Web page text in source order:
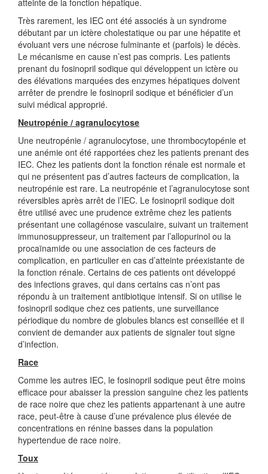
atteinte de la fonction hépatique.
Très rarement, les IEC ont été associés à un syndrome
débutant par un ictère cholestatique ou par une hépatite et
évoluant vers une nécrose fulminante et (parfois) le décès.
Le mécanisme en cause n’est pas compris. Les patients
prenant du fosinopril sodique qui développent un ictère ou
des élévations marquées des enzymes hépatiques doivent
arrêter de prendre le fosinopril sodique et bénéficier d’un
suivi médical approprié.
Neutropénie / agranulocytose
Une neutropénie / agranulocytose, une thrombocytopénie et
une anémie ont été rapportées chez les patients prenant des
IEC. Chez les patients dont la fonction rénale est normale et
qui ne présentent pas d’autres facteurs de complication, la
neutropénie est rare. La neutropénie et l’agranulocytose sont
réversibles après arrêt de l’IEC. Le fosinopril sodique doit
être utilisé avec une prudence extrême chez les patients
présentant une collagénose vasculaire, suivant un traitement
immunosuppresseur, un traitement par l’allopurinol ou la
procaïnamide ou une association de ces facteurs de
complication, en particulier en cas d’atteinte préexistante de
la fonction rénale. Certains de ces patients ont développé
des infections graves, qui dans certains cas n’ont pas
répondu à un traitement antibiotique intensif. Si on utilise le
fosinopril sodique chez ces patients, une surveillance
périodique du nombre de globules blancs est conseillée et il
convient de demander aux patients de signaler tout signe
d’infection.
Race
Comme les autres IEC, le fosinopril sodique peut être moins
efficace pour abaisser la pression sanguine chez les patients
de race noire que chez les patients appartenant à une autre
race, peut-être à cause d’une prévalence plus élevée de
concentrations en rénine basses dans la population
hypertendue de race noire.
Toux